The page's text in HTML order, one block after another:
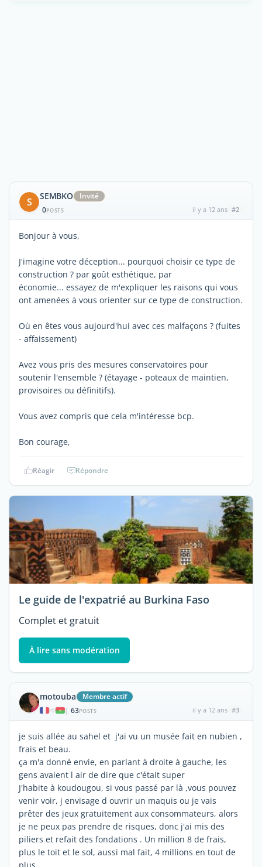
S SEMBKO
Invité
0POSTS il y a 12 ans #2
Bonjour à vous,
J'imagine votre déception... pourquoi choisir ce type de
construction ? par goût esthétique, par
économie... essayez de m'expliquer les raisons qui vous
ont amenées à vous orienter sur ce type de construction.
Où en êtes vous aujourd'hui avec ces malfaçons ? (fuites
- affaissement)
Avez vous pris des mesures conservatoires pour
soutenir l'ensemble ? (étayage - poteaux de maintien,
provisoires ou définitifs).
Vous avez compris que cela m'intéresse bcp.
Bon courage,
Réagir Répondre
Le guide de l'expatrié au Burkina Faso
Complet et gratuit
À lire sans modération
motouba Membre actif
| 63POSTS il y a 12 ans #3
je suis allée au sahel et j'ai vu un musée fait en nubien ,
frais et beau.
ça m'a donné envie, en parlant à droite à gauche, les
gens avaient l air de dire que c'était super
J'habite à koudougou, si vous passé par là ,vous pouvez
venir voir, j envisage d ouvrir un maquis ou je vais
prêter des jeux gratuitement aux consommateurs, alors
je ne peux pas prendre de risques, donc j'ai mis des
piliers et refait des fondations . Un million 8 de frais,
plus le toit et le sol, aussi mal fait, 4 millions en tout de